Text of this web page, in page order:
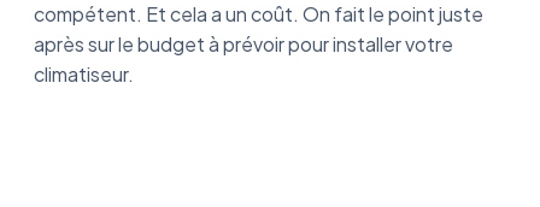
compétent. Et cela a un coût. On fait le point juste
après sur le budget à prévoir pour installer votre
climatiseur.